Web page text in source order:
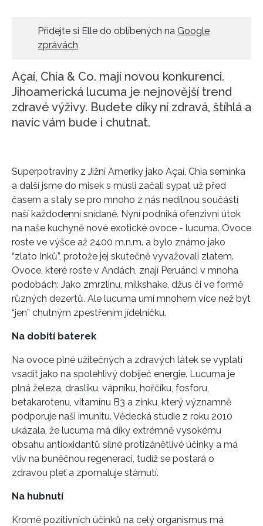
Přidejte si Elle do oblíbených na Google
zprávách
Açaí, Chia & Co. mají novou konkurenci.
Jihoamerická lucuma je nejnovější trend
zdravé výživy. Budete díky ní zdravá, štíhlá a
navíc vám bude i chutnat.
Superpotraviny z Jižní Ameriky jako Açaí, Chia semínka
a další jsme do misek s müsli začali sypat už před
časem a staly se pro mnoho z nás nedílnou součástí
naší každodenní snídaně. Nyní podniká ofenzivní útok
na naše kuchyně nové exotické ovoce - lucuma. Ovoce
roste ve výšce až 2400 m.n.m. a bylo známo jako
“zlato Inků”, protože jej skutečně vyvažovali zlatem.
Ovoce, které roste v Andách, znají Peruánci v mnoha
podobách: Jako zmrzlinu, milkshake, džus či ve formě
různých dezertů. Ale lucuma umí mnohem více než být
“jen” chutným zpestřením jídelníčku.
Na dobití baterek
Na ovoce plné užitečných a zdravých látek se vyplatí
vsadit jako na spolehlivý dobíječ energie. Lucuma je
plná železa, draslíku, vápníku, hořčíku, fosforu,
betakarotenu, vitamínu B3 a zinku, který významně
podporuje naši imunitu. Vědecká studie z roku 2010
ukázala, že lucuma má díky extrémně vysokému
obsahu antioxidantů silné protizánětlivé účinky a má
vliv na buněčnou regeneraci, tudíž se postará o
zdravou pleť a zpomaluje stárnutí.
Na hubnutí
Kromě pozitivních účinků na celý organismus má